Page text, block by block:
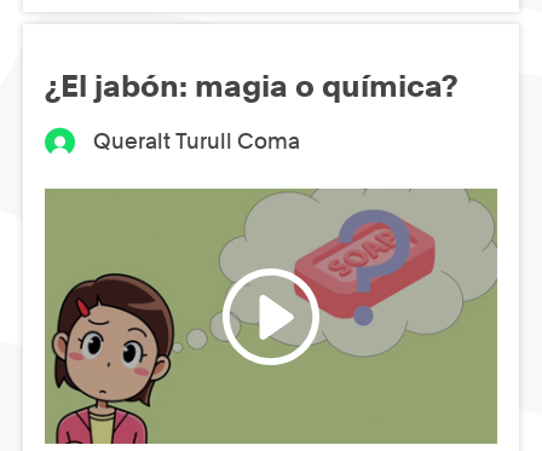
¿El jabón: magia o química?
Queralt Turull Coma